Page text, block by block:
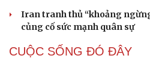
Vành đai 5 - Vùng Thủ đô
Cà Mau bổ nhiệm 3 phó giám
Tổng Bí thư, Chủ tịch nước Tô